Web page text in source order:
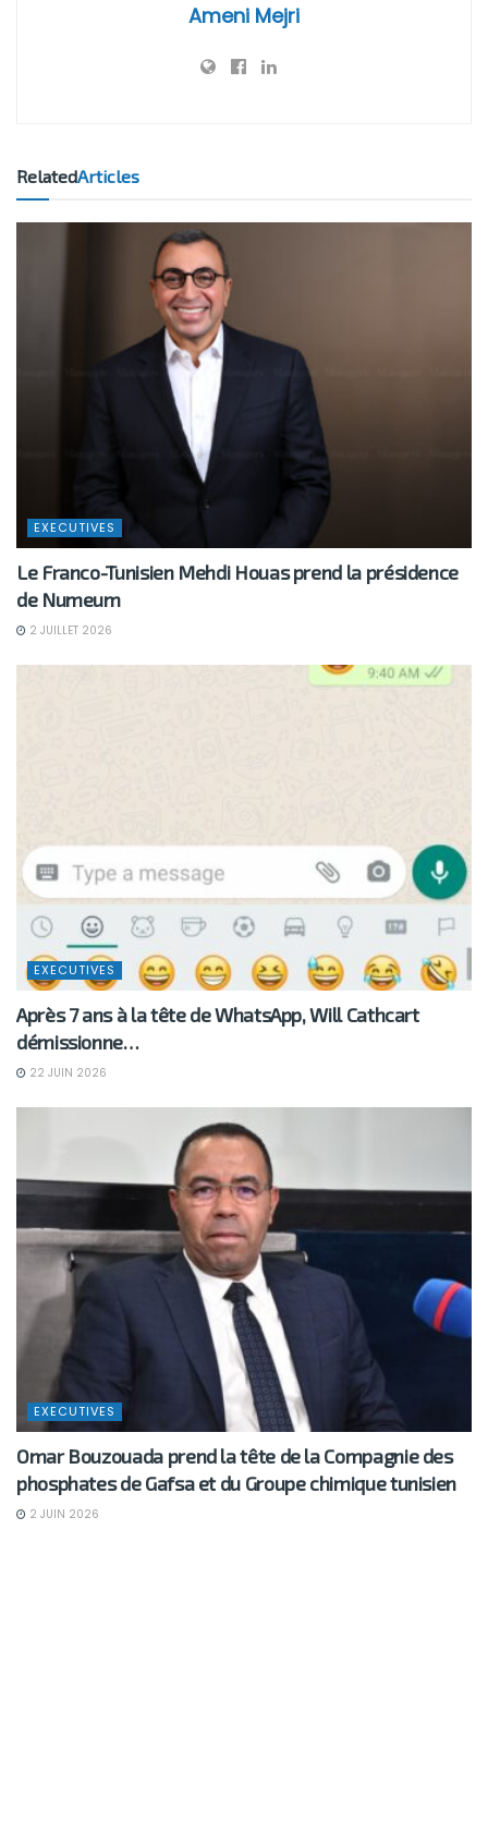
Ameni Mejri
RelatedArticles
EXECUTIVES
Le Franco-Tunisien Mehdi Houas prend la présidence
de Numeum
2 JUILLET 2026
EXECUTIVES
Après 7 ans à la tête de WhatsApp, Will Cathcart
démissionne…
22 JUIN 2026
EXECUTIVES
Omar Bouzouada prend la tête de la Compagnie des
phosphates de Gafsa et du Groupe chimique tunisien
2 JUIN 2026